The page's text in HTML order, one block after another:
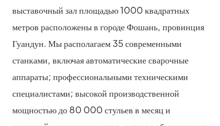
выставочный зал площадью 1000 квадратных
метров расположены в городе Фошань, провинция
Гуандун. Мы располагаем 35 современными
станками, включая автоматические сварочные
аппараты; профессиональными техническими
специалистами; высокой производственной
мощностью до 80 000 стульев в месяц и